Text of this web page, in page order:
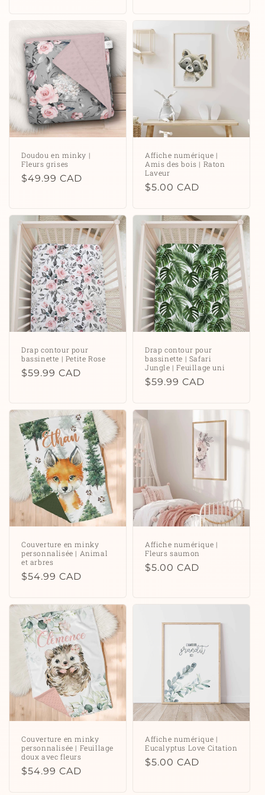
Doudou en minky |
Fleurs grises
Prix
$49.99 CAD
Affiche numérique |
Amis des bois | Raton
Laveur
Prix
$5.00 CAD
Drap contour pour
bassinette | Petite Rose
Prix
$59.99 CAD
Drap contour pour
bassinette | Safari
Jungle | Feuillage uni
Prix
$59.99 CAD
Couverture en minky
personnalisée | Animal
et arbres
Prix
$54.99 CAD
Affiche numérique |
Fleurs saumon
Prix
$5.00 CAD
Couverture en minky
personnalisée | Feuillage
doux avec fleurs
Prix
$54.99 CAD
Affiche numérique |
Eucalyptus Love Citation
Prix
$5.00 CAD